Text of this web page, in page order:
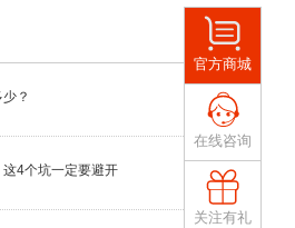
官方商城
在线咨询
关注有礼
？
4个坑一定要避开